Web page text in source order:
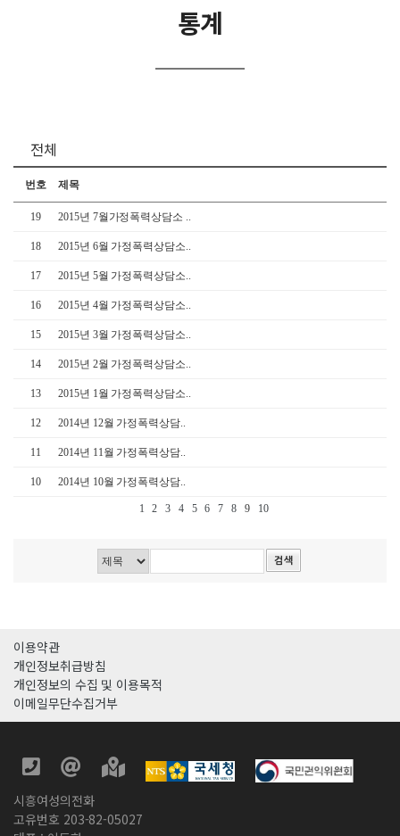
통계
전체
번호 제목
19 2015년 7월가정폭력상담소 ..
18 2015년 6월 가정폭력상담소..
17 2015년 5월 가정폭력상담소..
16 2015년 4월 가정폭력상담소..
15 2015년 3월 가정폭력상담소..
14 2015년 2월 가정폭력상담소..
13 2015년 1월 가정폭력상담소..
12 2014년 12월 가정폭력상담..
11 2014년 11월 가정폭력상담..
10 2014년 10월 가정폭력상담..
1 2 3 4 5 6 7 8 9 10
이용약관
개인정보취급방침
개인정보의 수집 및 이용목적
이메일무단수집거부
시흥여성의전화
고유번호 203-82-05027